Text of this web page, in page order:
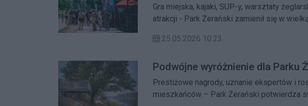
Gra miejska, kajaki, SUP-y, warsztaty
atrakcji - Park Żerański zamienił się w
25.05.2026 10:23
Podwójne wyróżnienie dla Parku
Prestiżowe nagrody, uznanie ekspertów i
mieszkańców – Park Żerański potwierdza